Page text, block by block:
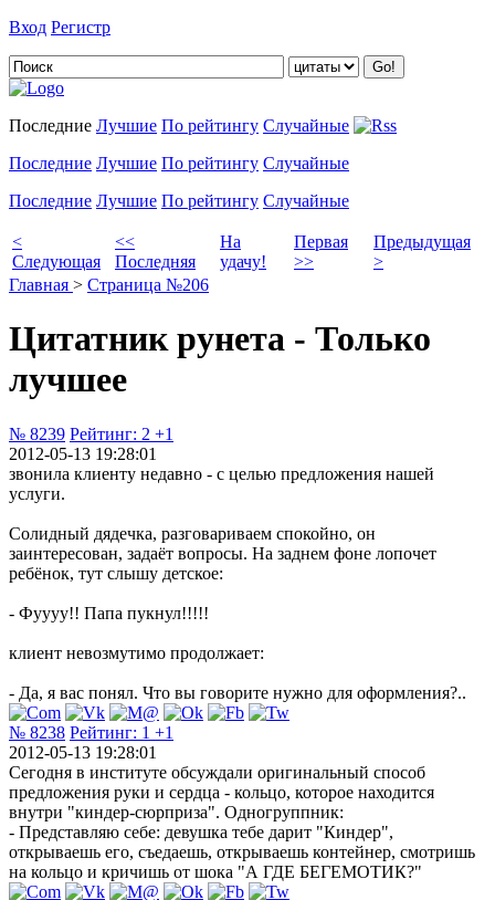
Вход Регистр
Последние Лучшие По рейтингу Случайные
Последние Лучшие По рейтингу Случайные
Последние Лучшие По рейтингу Случайные
<
Следующая
<<
Последняя
На
удачу!
Первая
>>
Предыдущая
>
Главная > Страница №206
Цитатник рунета - Только
лучшее
№ 8239 Рейтинг: 2 +1
2012-05-13 19:28:01
звонила клиенту недавно - с целью предложения нашей
услуги.
Солидный дядечка, разговариваем спокойно, он
заинтересован, задаёт вопросы. На заднем фоне лопочет
ребёнок, тут слышу детское:
- Фуууу!! Папа пукнул!!!!!
клиент невозмутимо продолжает:
- Да, я вас понял. Что вы говорите нужно для оформления?..
№ 8238 Рейтинг: 1 +1
2012-05-13 19:28:01
Сегодня в институте обсуждали оригинальный способ
предложения руки и сердца - кольцо, которое находится
внутри "киндер-сюрприза". Одногруппник:
- Представляю себе: девушка тебе дарит "Киндер",
открываешь его, съедаешь, открываешь контейнер, смотришь
на кольцо и кричишь от шока "А ГДЕ БЕГЕМОТИК?"